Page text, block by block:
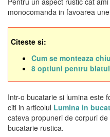
monocomanda in favoarea
Citeste si:
Cum se monteaza
8 optiuni pentru
Intr-o bucatarie si lumina este
citi in articolul Lumina in
cateva propuneri de corpuri
bucatarie rustica.